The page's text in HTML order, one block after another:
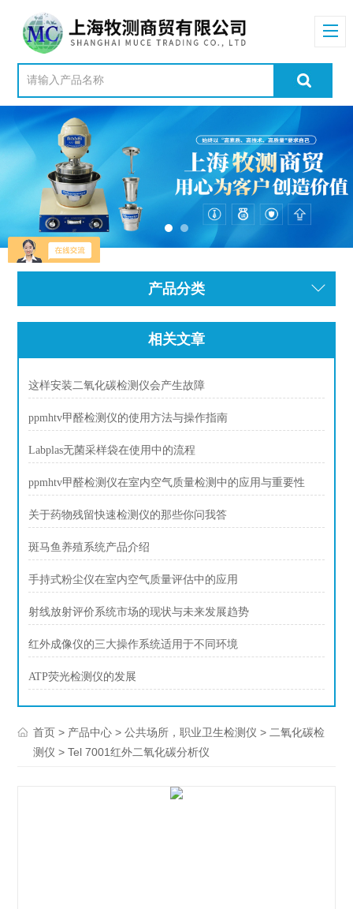
产品分类
相关文章
这样安装二氧化碳检测仪会产生故障
ppmhtv甲醛检测仪的使用方法与操作指南
Labplas无菌采样袋在使用中的流程
ppmhtv甲醛检测仪在室内空气质量检测中的应用与重要性
关于药物残留快速检测仪的那些你问我答
斑马鱼养殖系统产品介绍
手持式粉尘仪在室内空气质量评估中的应用
射线放射评价系统市场的现状与未来发展趋势
红外成像仪的三大操作系统适用于不同环境
ATP荧光检测仪的发展
首页 > 产品中心 >公共场所，职业卫生检测仪 > 二氧化碳检
测仪 > Tel 7001红外二氧化碳分析仪